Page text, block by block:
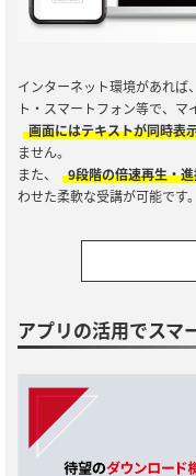
インターネット環境があれば
ト・スマートフォン等で、マ
画面にはテキストが同時表
ません。
また、
9段階の倍速再生・
わせた柔軟な受講が可能です。
アプリの活用でスマ